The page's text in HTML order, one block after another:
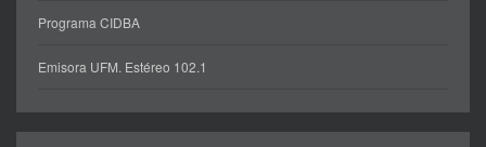
Programa CIDBA
Emisora UFM. Estéreo 102.1